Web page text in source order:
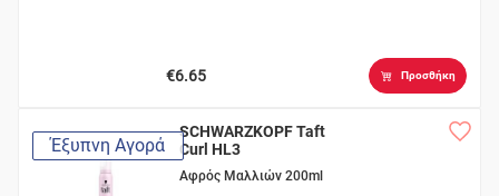
€6.65 Προσθήκη
Έξυπνη Αγορά
SCHWARZKOPF Taft
Curl HL3
Αφρός Μαλλιών 200ml